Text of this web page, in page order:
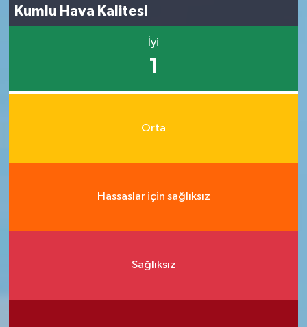
Kumlu Hava Kalitesi
İyi
1
Orta
Hassaslar için sağlıksız
Sağlıksız